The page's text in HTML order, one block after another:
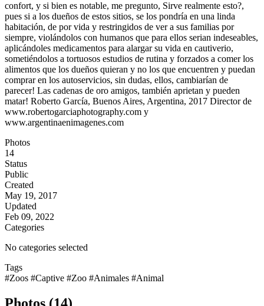
confort, y si bien es notable, me pregunto, Sirve realmente esto?,
pues si a los dueños de estos sitios, se los pondría en una linda
habitación, de por vida y restringidos de ver a sus familias por
siempre, violándolos con humanos que para ellos serian indeseables,
aplicándoles medicamentos para alargar su vida en cautiverio,
sometiéndolos a tortuosos estudios de rutina y forzados a comer los
alimentos que los dueños quieran y no los que encuentren y puedan
comprar en los autoservicios, sin dudas, ellos, cambiarían de
parecer! Las cadenas de oro amigos, también aprietan y pueden
matar! Roberto García, Buenos Aires, Argentina, 2017 Director de
www.robertogarciaphotography.com y
www.argentinaenimagenes.com
Photos
14
Status
Public
Created
May 19, 2017
Updated
Feb 09, 2022
Categories
No categories selected
Tags
#Zoos #Captive #Zoo #Animales #Animal